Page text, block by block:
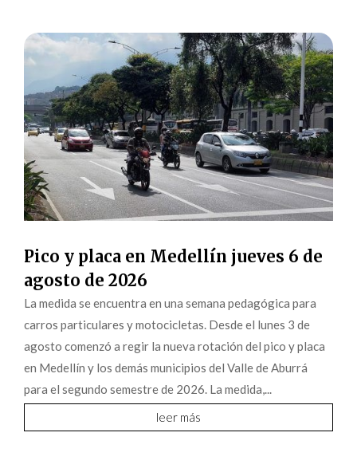
Pico y placa en Medellín jueves 6 de
agosto de 2026
La medida se encuentra en una semana pedagógica para
carros particulares y motocicletas. Desde el lunes 3 de
agosto comenzó a regir la nueva rotación del pico y placa
en Medellín y los demás municipios del Valle de Aburrá
para el segundo semestre de 2026. La medida,...
leer más